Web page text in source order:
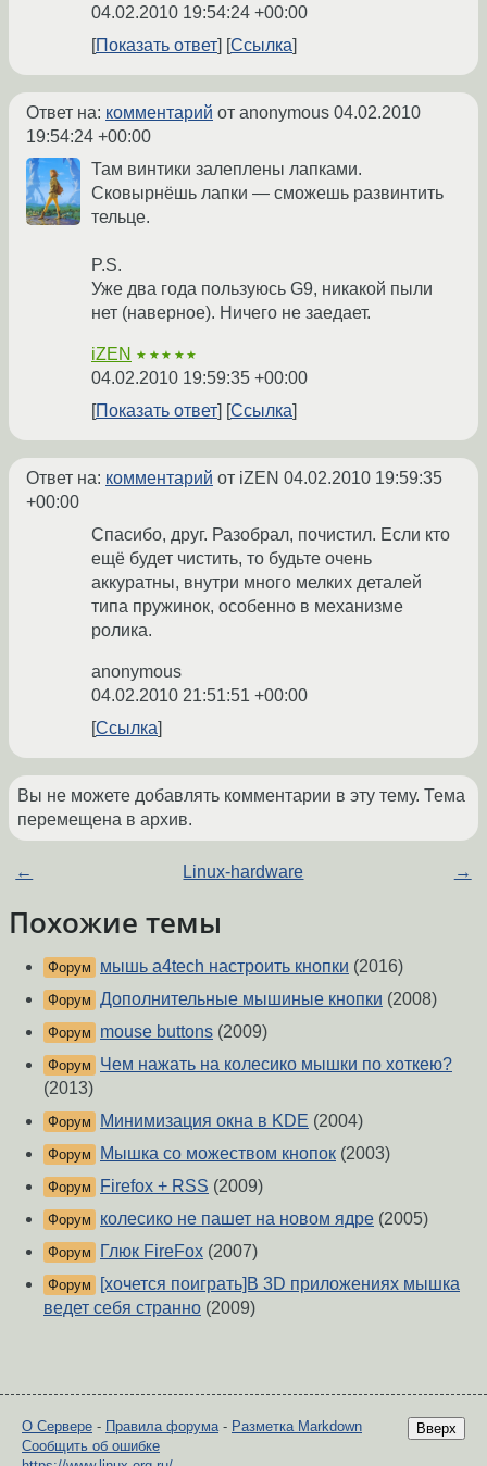
04.02.2010 19:54:24 +00:00
Показать ответ
Ссылка
Ответ на: комментарий от anonymous 04.02.2010
19:54:24 +00:00
Там винтики залеплены лапками.
Сковырнёшь лапки — сможешь развинтить
тельце.
P.S.
Уже два года пользуюсь G9, никакой пыли
нет (наверное). Ничего не заедает.
iZEN ★★★★★
04.02.2010 19:59:35 +00:00
Показать ответ
Ссылка
Ответ на: комментарий от iZEN 04.02.2010 19:59:35
+00:00
Спасибо, друг. Разобрал, почистил. Если кто
ещё будет чистить, то будьте очень
аккуратны, внутри много мелких деталей
типа пружинок, особенно в механизме
ролика.
anonymous
04.02.2010 21:51:51 +00:00
Ссылка
Вы не можете добавлять комментарии в эту тему. Тема
перемещена в архив.
← Linux-hardware →
Похожие темы
Форум мышь a4tech настроить кнопки (2016)
Форум Дополнительные мышиные кнопки (2008)
Форум mouse buttons (2009)
Форум
Чем нажать на колесико мышки по хоткею?
(2013)
Форум Минимизация окна в KDE (2004)
Форум Мышка со можеством кнопок (2003)
Форум Firefox + RSS (2009)
Форум колесико не пашет на новом ядре (2005)
Форум Глюк FireFox (2007)
Форум
[хочется поиграть]В 3D приложениях мышка
ведет себя странно (2009)
Вверх
О Сервере - Правила форума- Разметка Markdown
Сообщить об ошибке